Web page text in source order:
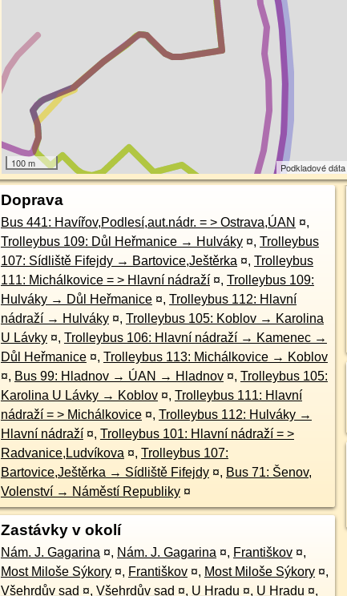
100 m Podkladové
Doprava
Bus 441: Havířov,Podlesí,aut.nádr. = > Ostrava,ÚAN ¤,
Trolleybus 109: Důl Heřmanice → Hulváky ¤, Trolleybus
107: Sídliště Fifejdy → Bartovice,Ještěrka ¤, Trolleybus
111: Michálkovice = > Hlavní nádraží ¤, Trolleybus 109:
Hulváky → Důl Heřmanice ¤, Trolleybus 112: Hlavní
nádraží → Hulváky ¤, Trolleybus 105: Koblov → Karolina
U Lávky ¤, Trolleybus 106: Hlavní nádraží → Kamenec →
Důl Heřmanice ¤, Trolleybus 113: Michálkovice → Koblov
¤, Bus 99: Hladnov → ÚAN → Hladnov ¤, Trolleybus 105:
Karolina U Lávky → Koblov ¤, Trolleybus 111: Hlavní
nádraží = > Michálkovice ¤, Trolleybus 112: Hulváky →
Hlavní nádraží ¤, Trolleybus 101: Hlavní nádraží = >
Radvanice,Ludvíkova ¤, Trolleybus 107:
Bartovice,Ještěrka → Sídliště Fifejdy ¤, Bus 71: Šenov,
Volenství → Náměstí Republiky ¤
Zastávky v okolí
Nám. J. Gagarina ¤, Nám. J. Gagarina ¤, Františkov ¤,
Most Miloše Sýkory ¤, Františkov ¤, Most Miloše Sýkory ¤,
Všehrdův sad ¤, Všehrdův sad ¤, U Hradu ¤, U Hradu ¤,